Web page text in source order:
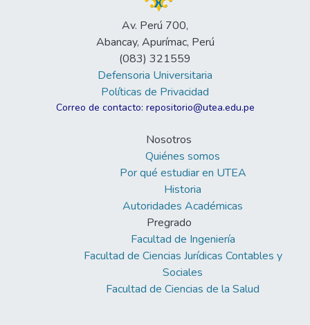
Av. Perú 700,
Abancay, Apurímac, Perú
(083) 321559
Defensoria Universitaria
Políticas de Privacidad
Correo de contacto: repositorio@utea.edu.pe
Nosotros
Quiénes somos
Por qué estudiar en UTEA
Historia
Autoridades Académicas
Pregrado
Facultad de Ingeniería
Facultad de Ciencias Jurídicas Contables y
Sociales
Facultad de Ciencias de la Salud